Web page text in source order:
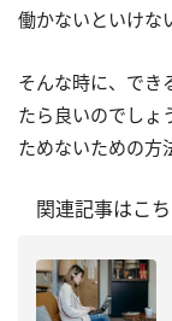
働かないといけな
そんな時に、でき
たら良いのでしょ
ためないための方
関連記事はこ